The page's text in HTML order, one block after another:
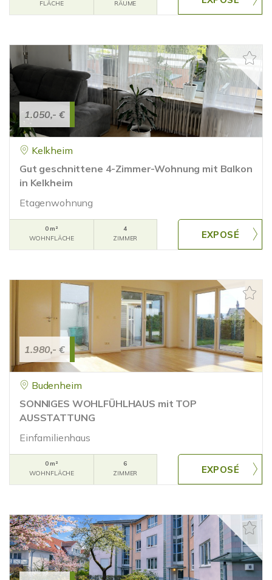
FLÄCHE
RÄUME
1.050,- €
Kelkheim
Gut geschnittene 4-Zimmer-Wohnung mit Balkon
in Kelkheim
Etagenwohnung
0 m²
WOHNFLÄCHE
4
ZIMMER
1.980,- €
Budenheim
SONNIGES WOHLFÜHLHAUS mit TOP
AUSSTATTUNG
Einfamilienhaus
0 m²
WOHNFLÄCHE
6
ZIMMER